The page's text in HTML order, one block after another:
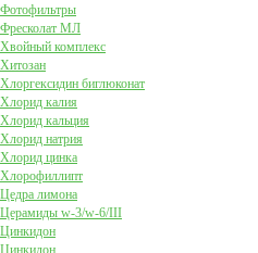
Фотофильтры
Фресколат МЛ
Хвойный комплекс
Хитозан
Хлоргексидин биглюконат
Хлорид калия
Хлорид кальция
Хлорид натрия
Хлорид цинка
Хлорофиллипт
Цедра лимона
Церамиды w-3/w-6/III
Цинкидон
Цинкидон